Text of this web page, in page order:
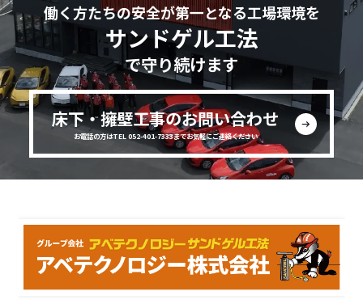
働く方たちの安全が第一となる工場環境を
サンドゲル工法
で守り続けます
床下・擁壁工事のお問い合わせ
お電話の方はTEL 052-401-7333までお気軽にご連絡ください